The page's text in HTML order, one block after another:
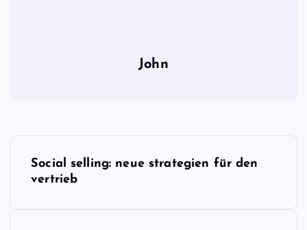
John
Social selling: neue strategien für den
vertrieb